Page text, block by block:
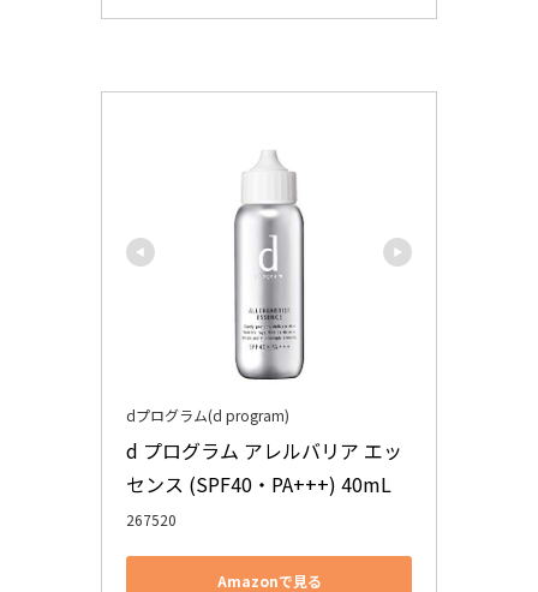
dプログラム(d program)
d プログラム アレルバリア エッ
センス (SPF40・PA+++) 40mL
267520
Amazonで見る